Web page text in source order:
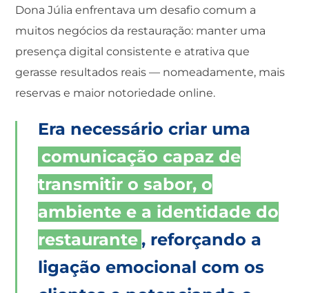
Dona Júlia enfrentava um desafio comum a
muitos negócios da restauração: manter uma
presença digital consistente e atrativa que
gerasse resultados reais — nomeadamente, mais
reservas e maior notoriedade online.
Era necessário criar uma
comunicação capaz de
transmitir o sabor, o
ambiente e a identidade do
restaurante , reforçando a
ligação emocional com os